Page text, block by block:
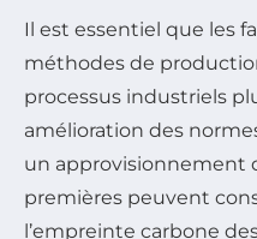
Il est essentiel que les
méthodes de
processus industriels
amélioration des
un approvisionnement
premières peuvent
l’empreinte carbone